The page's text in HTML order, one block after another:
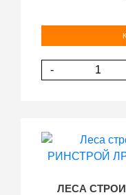
-
ЛЕСА